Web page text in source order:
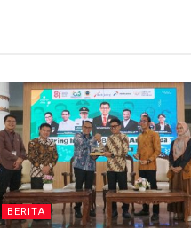
BERITA